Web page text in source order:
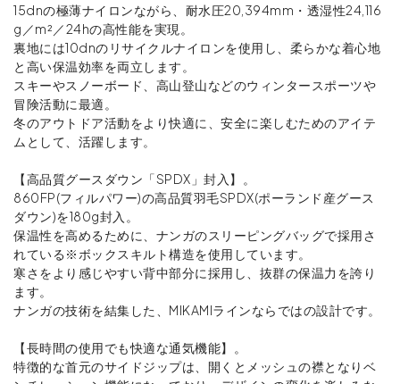
15dnの極薄ナイロンながら、耐水圧20,394mm・透湿性24,116
g／m²／24hの高性能を実現。
裏地には10dnのリサイクルナイロンを使用し、柔らかな着心地
と高い保温効率を両立します。
スキーやスノーボード、高山登山などのウィンタースポーツや
冒険活動に最適。
冬のアウトドア活動をより快適に、安全に楽しむためのアイテ
ムとして、活躍します。
【高品質グースダウン「SPDX」封入】。
860FP(フィルパワー)の高品質羽毛SPDX(ポーランド産グース
ダウン)を180g封入。
保温性を高めるために、ナンガのスリーピングバッグで採用さ
れている※ボックスキルト構造を使用しています。
寒さをより感じやすい背中部分に採用し、抜群の保温力を誇り
ます。
ナンガの技術を結集した、MIKAMIラインならではの設計です。
【長時間の使用でも快適な通気機能】。
特徴的な首元のサイドジップは、開くとメッシュの襟となりベ